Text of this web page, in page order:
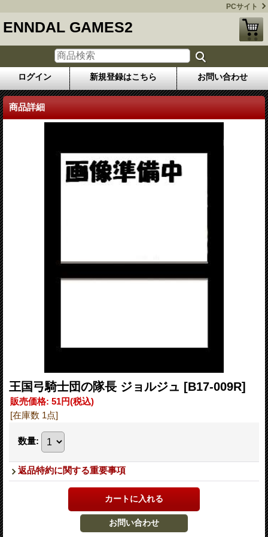
PCサイト
ENNDAL GAMES2
ログイン 新規登録はこちら お問い合わせ
商品詳細
王国弓騎士団の隊長 ジョルジュ [B17-009R]
販売価格: 51円(税込)
[在庫数 1点]
数量:
返品特約に関する重要事項